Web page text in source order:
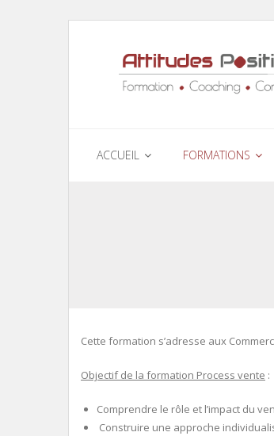
ACCUEIL FORMATIONS
Cette formation s’adresse aux
Objectif de la formation Process vente :
Comprendre le rôle et l’impact du
Construire une approche